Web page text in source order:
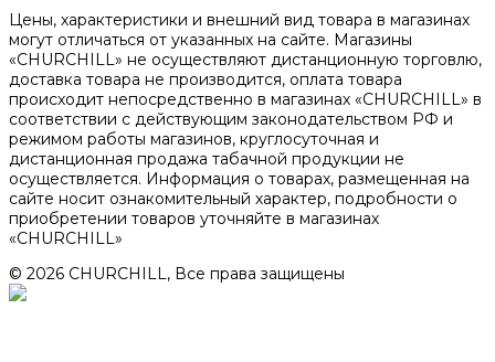
Цены, характеристики и внешний вид товара в магазинах
могут отличаться от указанных на сайте. Магазины
«CHURCHILL» не осуществляют дистанционную торговлю,
доставка товара не производится, оплата товара
происходит непосредственно в магазинах «CHURCHILL» в
соответствии с действующим законодательством РФ и
режимом работы магазинов, круглосуточная и
дистанционная продажа табачной продукции не
осуществляется. Информация о товарах, размещенная на
сайте носит ознакомительный характер, подробности о
приобретении товаров уточняйте в магазинах
«CHURCHILL»
© 2026 CHURCHILL, Все права защищены